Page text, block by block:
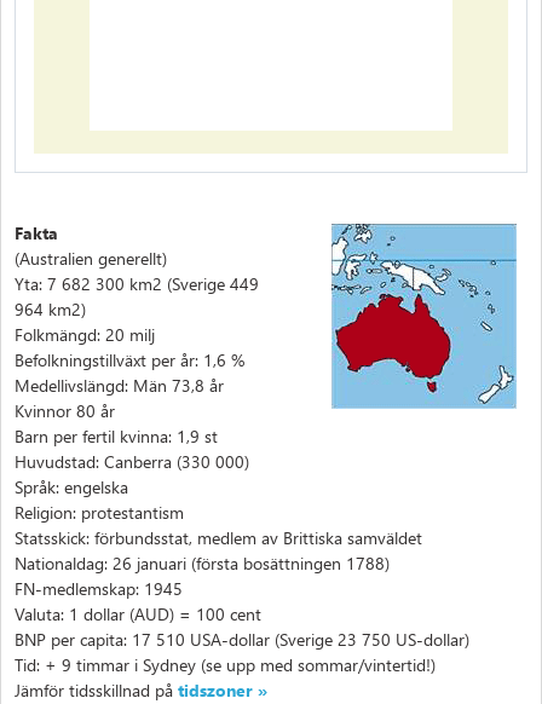
Fakta
(Australien generellt)
Yta: 7 682 300 km2 (Sverige 449
964 km2)
Folkmängd: 20 milj
Befolkningstillväxt per år: 1,6 %
Medellivslängd: Män 73,8 år
Kvinnor 80 år
Barn per fertil kvinna: 1,9 st
Huvudstad: Canberra (330 000)
Språk: engelska
Religion: protestantism
Statsskick: förbundsstat, medlem av Brittiska samväldet
Nationaldag: 26 januari (första bosättningen 1788)
FN-medlemskap: 1945
Valuta: 1 dollar (AUD) = 100 cent
BNP per capita: 17 510 USA-dollar (Sverige 23 750 US-dollar)
Tid: + 9 timmar i Sydney (se upp med sommar/vintertid!)
Jämför tidsskillnad påtidszoner »